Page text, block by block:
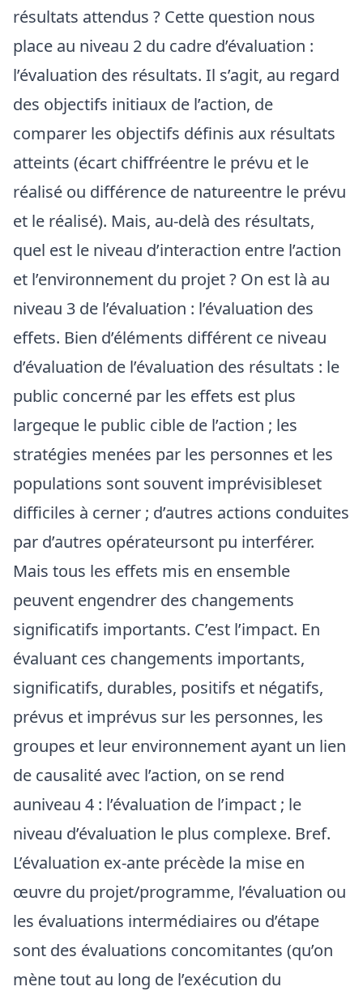
résultats attendus ? Cette question nous
place au niveau 2 du cadre d’évaluation :
l’évaluation des résultats. Il s’agit, au regard
des objectifs initiaux de l’action, de
comparer les objectifs définis aux résultats
atteints (écart chiffréentre le prévu et le
réalisé ou différence de natureentre le prévu
et le réalisé). Mais, au-delà des résultats,
quel est le niveau d’interaction entre l’action
et l’environnement du projet ? On est là au
niveau 3 de l’évaluation : l’évaluation des
effets. Bien d’éléments différent ce niveau
d’évaluation de l’évaluation des résultats : le
public concerné par les effets est plus
largeque le public cible de l’action ; les
stratégies menées par les personnes et les
populations sont souvent imprévisibleset
difficiles à cerner ; d’autres actions conduites
par d’autres opérateursont pu interférer.
Mais tous les effets mis en ensemble
peuvent engendrer des changements
significatifs importants. C’est l’impact. En
évaluant ces changements importants,
significatifs, durables, positifs et négatifs,
prévus et imprévus sur les personnes, les
groupes et leur environnement ayant un lien
de causalité avec l’action, on se rend
auniveau 4 : l’évaluation de l’impact ; le
niveau d’évaluation le plus complexe. Bref.
L’évaluation ex-ante précède la mise en
œuvre du projet/programme, l’évaluation ou
les évaluations intermédiaires ou d’étape
sont des évaluations concomitantes (qu’on
mène tout au long de l’exécution du